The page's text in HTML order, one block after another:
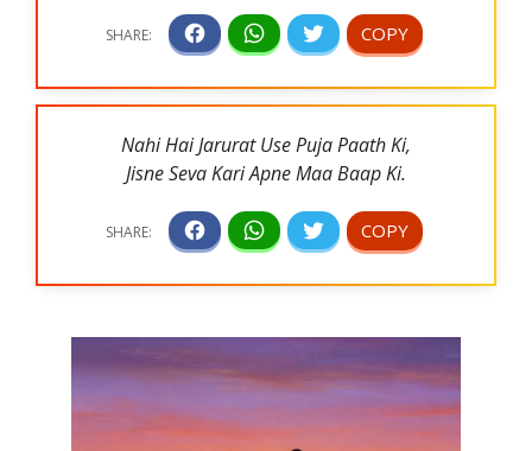
Nahi Hai Jarurat Use Puja Paath Ki,
Jisne Seva Kari Apne Maa Baap Ki.